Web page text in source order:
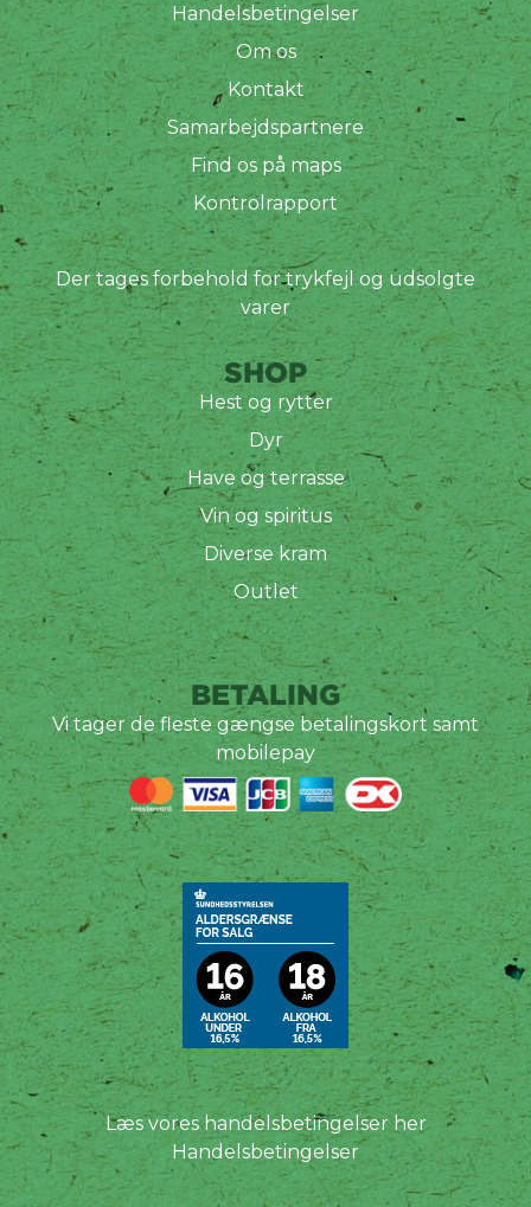
Handelsbetingelser
Om os
Kontakt
Samarbejdspartnere
Find os på maps
Kontrolrapport
Der tages forbehold for trykfejl og udsolgte
varer
SHOP
Hest og rytter
Dyr
Have og terrasse
Vin og spiritus
Diverse kram
Outlet
BETALING
Vi tager de fleste gængse betalingskort samt
mobilepay
Læs vores handelsbetingelser her
Handelsbetingelser